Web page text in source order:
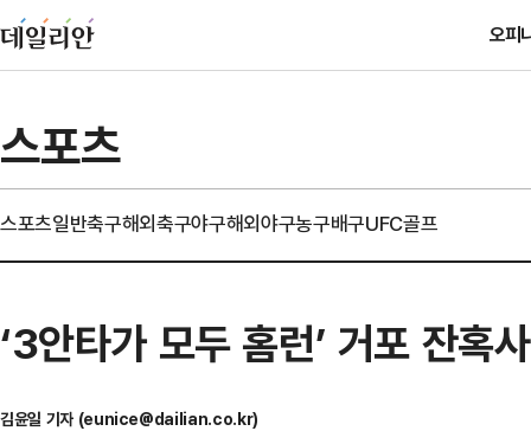
오피
스포츠
스포츠일반축구해외축구야구해외야구농구배구UFC골프
‘3안타가 모두 홈런’ 거포 잔
김윤일 기자 (eunice@dailian.co.kr)